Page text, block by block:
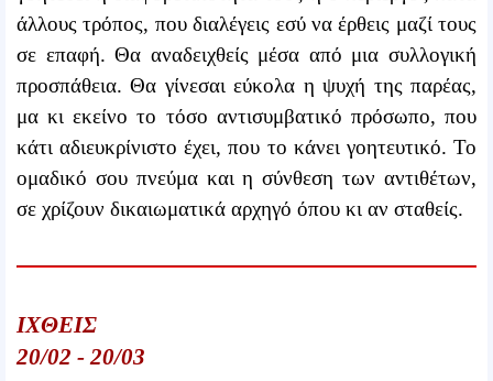
άλλους τρόπος, που διαλέγεις εσύ να έρθεις μαζί τους
σε επαφή. Θα αναδειχθείς μέσα από μια συλλογική
προσπάθεια. Θα γίνεσαι εύκολα η ψυχή της παρέας,
μα κι εκείνο το τόσο αντισυμβατικό πρόσωπο, που
κάτι αδιευκρίνιστο έχει, που το κάνει γοητευτικό. Το
ομαδικό σου πνεύμα και η σύνθεση των αντιθέτων,
σε χρίζουν δικαιωματικά αρχηγό όπου κι αν σταθείς.
ΙΧΘΕΙΣ
20/02 - 20/03